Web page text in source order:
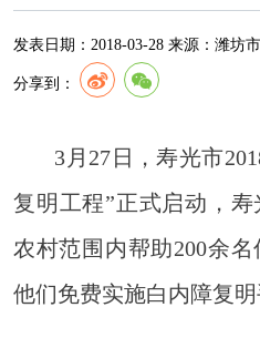
发表日期： 2018-03-28 来源： 潍坊
分享到：
3月27日，寿光市
复明工程”正式启动，
农村范围内帮助200余
他们免费实施白内障复